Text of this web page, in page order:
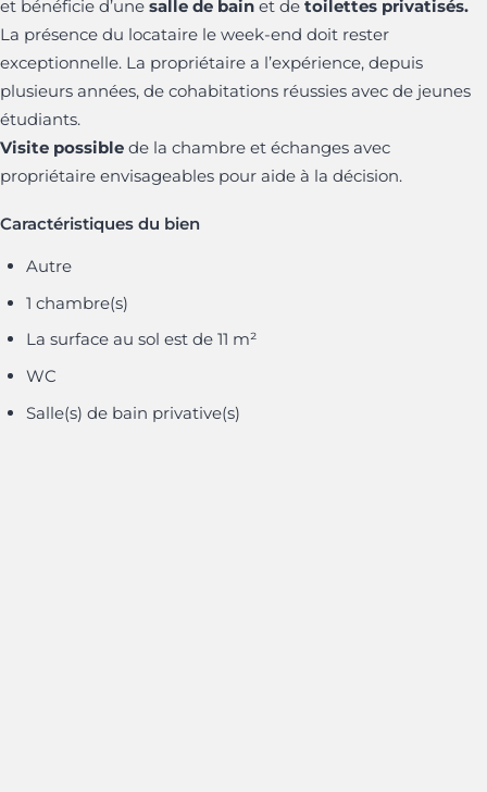
et bénéficie d’une salle de bain et de toilettes privatisés.
La présence du locataire le week-end doit rester
exceptionnelle. La propriétaire a l’expérience, depuis
plusieurs années, de cohabitations réussies avec de jeunes
étudiants.
Visite possible de la chambre et échanges avec
propriétaire envisageables pour aide à la décision.
Caractéristiques du bien
Autre
1 chambre(s)
La surface au sol est de 11 m²
WC
Salle(s) de bain privative(s)